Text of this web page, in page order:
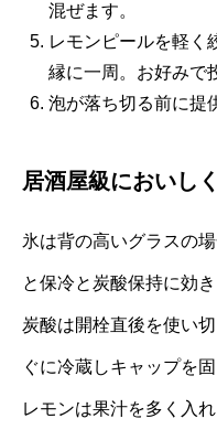
混ぜます。
レモンピールを軽く
縁に一周。お好みで
泡が落ち切る前に提
居酒屋級においし
氷は背の高いグラスの
と保冷と炭酸保持に効き
炭酸は開栓直後を使い
ぐに冷蔵しキャップを固
レモンは果汁を多く入